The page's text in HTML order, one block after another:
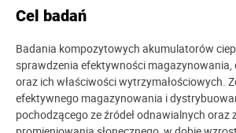
Cel badań
Badania kompozytowych akumulatorów
sprawdzenia efektywności magazynowania,
oraz ich właściwości wytrzymałościowych.
efektywnego magazynowania i
pochodzącego ze źródeł odnawialnych oraz